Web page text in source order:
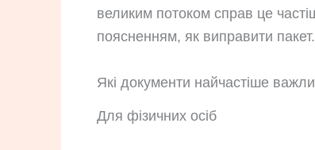
великим потоком справ це
поясненням, як виправити пакет.
Які документи найчастіше
Для фізичних осіб